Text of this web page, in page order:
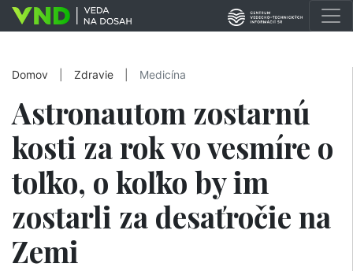
Domov Zdravie Medicína
Astronautom zostarnú
kosti za rok vo vesmíre o
toľko, o koľko by im
zostarli za desaťročie na
Zemi